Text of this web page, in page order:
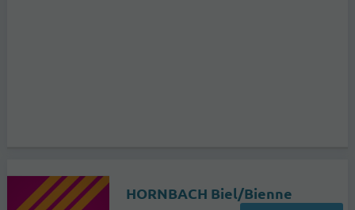
HORNBACH Biel/Bienne